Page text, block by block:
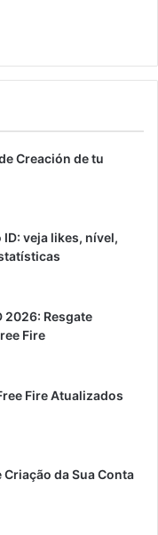
Creación de tu
ID: veja likes, nível,
2026: Resgate
Fire
Fire Atualizados
Criação da Sua Conta